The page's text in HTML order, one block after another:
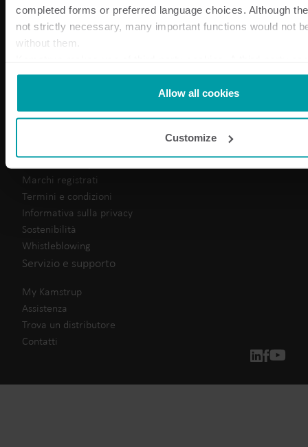
completed forms or preferred language choices. Although
not strictly necessary, many important functions would not
without them.
by someone other than us, such as other websites that
our website or analysis programmes.
You can at any time change or withdraw your consent from
Allow all cookies
Customize
Le nostre soluzioni
Soluzioni di submetering – residenziale
Centro prodotti
Marchi registrati
Termini e condizioni
Informativa sulla privacy
Sostenibilità
Whistleblowing
Servizio e supporto
My Kamstrup
Assistenza
Trova un distributore
Contatti